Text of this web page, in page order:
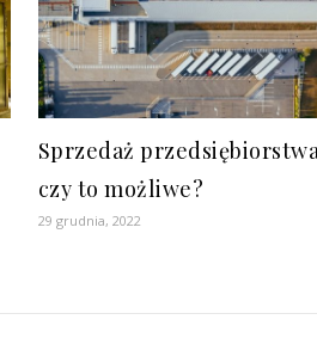
Sprzedaż
czy to możliwe?
29 grudnia, 2022